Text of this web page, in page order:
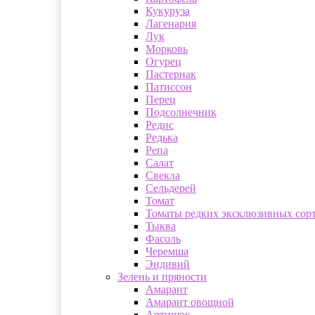
Кукуруза
Лагенария
Лук
Морковь
Огурец
Пастернак
Патиссон
Перец
Подсолнечник
Редис
Редька
Репа
Салат
Свекла
Сельдерей
Томат
Томаты редких эксклюзивных
Тыква
Фасоль
Черемша
Эндивий
Зелень и пряности
Амарант
Амарант овощной